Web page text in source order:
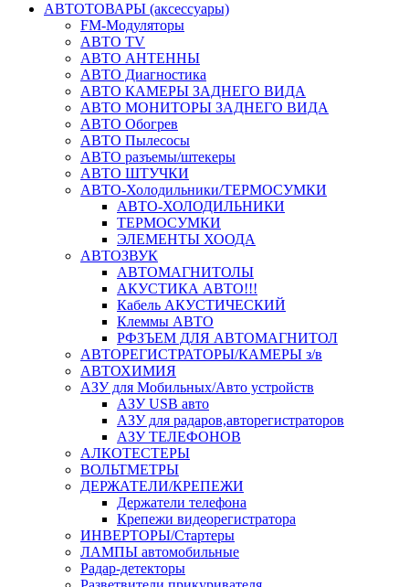
АВТОТОВАРЫ (аксессуары)
FM-Модуляторы
АВТО TV
АВТО АНТЕННЫ
АВТО Диагностика
АВТО КАМЕРЫ ЗАДНЕГО ВИДА
АВТО МОНИТОРЫ ЗАДНЕГО ВИДА
АВТО Обогрев
АВТО Пылесосы
АВТО разъемы/штекеры
АВТО ШТУЧКИ
АВТО-Холодильники/ТЕРМОСУМКИ
АВТО-ХОЛОДИЛЬНИКИ
ТЕРМОСУМКИ
ЭЛЕМЕНТЫ ХООДА
АВТОЗВУК
АВТОМАГНИТОЛЫ
АКУСТИКА АВТО!!!
Кабель АКУСТИЧЕСКИЙ
Клеммы АВТО
РФЗЪЕМ ДЛЯ АВТОМАГНИТОЛ
АВТОРЕГИСТРАТОРЫ/КАМЕРЫ з/в
АВТОХИМИЯ
АЗУ для Мобильных/Авто устройств
АЗУ USB авто
АЗУ для радаров,авторегистраторов
АЗУ ТЕЛЕФОНОВ
АЛКОТЕСТЕРЫ
ВОЛЬТМЕТРЫ
ДЕРЖАТЕЛИ/КРЕПЕЖИ
Держатели телефона
Крепежи видеорегистратора
ИНВЕРТОРЫ/Стартеры
ЛАМПЫ автомобильные
Радар-детекторы